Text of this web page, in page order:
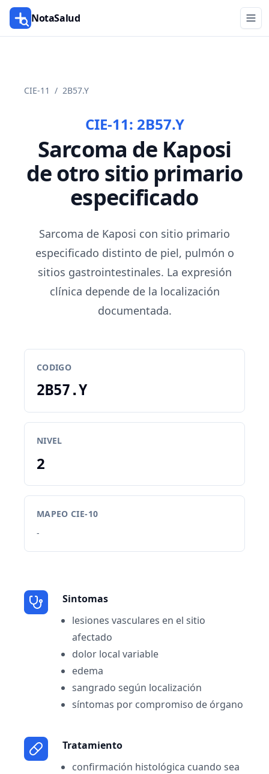
NotaSalud
CIE-11 / 2B57.Y
CIE-11: 2B57.Y
Sarcoma de Kaposi
de otro sitio primario
especificado
Sarcoma de Kaposi con sitio primario
especificado distinto de piel, pulmón o
sitios gastrointestinales. La expresión
clínica depende de la localización
documentada.
CODIGO
2B57.Y
NIVEL
2
MAPEO CIE-10
-
Sintomas
lesiones vasculares en el sitio
afectado
dolor local variable
edema
sangrado según localización
síntomas por compromiso de órgano
Tratamiento
confirmación histológica cuando sea